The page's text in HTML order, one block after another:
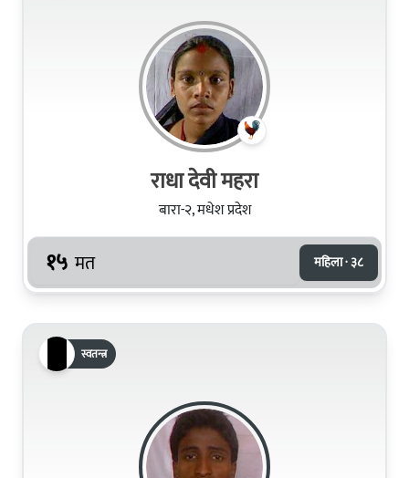
राधा देवी महरा
बारा-२, मधेश प्रदेश
१५ मत महिला · ३८
स्वतन्त्र